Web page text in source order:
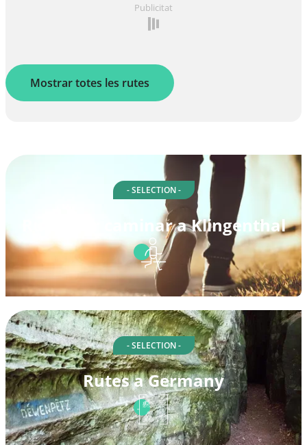
Publicitat
Mostrar totes les rutes
- SELECTION -
Rutes per caminar a Klingenthal
- SELECTION -
Rutes a Germany